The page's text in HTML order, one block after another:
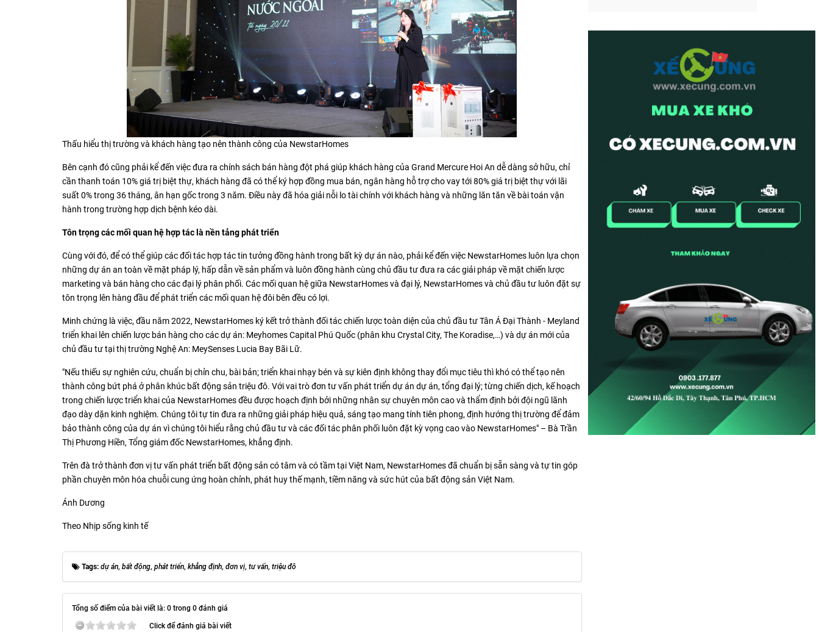
Thấu hiểu thị trường và khách hàng tạo nên thành công của NewstarHomes
Bên cạnh đó cũng phải kể đến việc đưa ra chính sách bán hàng đột phá giúp khách hàng của Grand Mercure Hoi An dễ dàng sở hữu, chỉ
cần thanh toán 10% giá trị biệt thự, khách hàng đã có thể ký hợp đồng mua bán, ngân hàng hỗ trợ cho vay tới 80% giá trị biệt thự với lãi
suất 0% trong 36 tháng, ân hạn gốc trong 3 năm. Điều này đã hóa giải nỗi lo tài chính với khách hàng và những lăn tăn về bài toán vận
hành trong trường hợp dịch bệnh kéo dài.
Tôn trọng các mối quan hệ hợp tác là nền tảng phát triển
Cùng với đó, để có thể giúp các đối tác hợp tác tin tưởng đồng hành trong bất kỳ dự án nào, phải kể đến việc NewstarHomes luôn lựa chọn
những dự án an toàn về mặt pháp lý, hấp dẫn về sản phẩm và luôn đồng hành cùng chủ đầu tư đưa ra các giải pháp về mặt chiến lược
marketing và bán hàng cho các đại lý phân phối. Các mối quan hệ giữa NewstarHomes và đại lý, NewstarHomes và chủ đầu tư luôn đặt sự
tôn trọng lên hàng đầu để phát triển các mối quan hệ đôi bên đều có lợi.
Minh chứng là việc, đầu năm 2022, NewstarHomes ký kết trở thành đối tác chiến lược toàn diện của chủ đầu tư Tân Á Đại Thành - Meyland
triển khai lên chiến lược bán hàng cho các dự án: Meyhomes Capital Phú Quốc (phân khu Crystal City, The Koradise,…) và dự án mới của
chủ đầu tư tại thị trường Nghệ An: MeySenses Lucia Bay Bãi Lữ.
"Nếu thiếu sự nghiên cứu, chuẩn bị chỉn chu, bài bản; triển khai nhạy bén và sự kiên định không thay đổi mục tiêu thì khó có thể tạo nên
thành công bứt phá ở phân khúc bất động sản triệu đô. Với vai trò đơn tư vấn phát triển dự án dự án, tổng đại lý; từng chiến dịch, kế hoạch
trong chiến lược triển khai của NewstarHomes đều được hoạch định bởi những nhân sự chuyên môn cao và thẩm định bởi đội ngũ lãnh
đạo dày dặn kinh nghiệm. Chúng tôi tự tin đưa ra những giải pháp hiệu quả, sáng tạo mang tính tiên phong, định hướng thị trường để đảm
bảo thành công của dự án vì chúng tôi hiểu rằng chủ đầu tư và các đối tác phân phối luôn đặt kỳ vọng cao vào NewstarHomes" – Bà Trần
Thị Phương Hiền, Tổng giám đốc NewstarHomes, khẳng định.
Trên đà trở thành đơn vị tư vấn phát triển bất động sản có tâm và có tầm tại Việt Nam, NewstarHomes đã chuẩn bị sẵn sàng và tự tin góp
phần chuyên môn hóa chuỗi cung ứng hoàn chỉnh, phát huy thế mạnh, tiềm năng và sức hút của bất động sản Việt Nam.
Ánh Dương
Theo Nhịp sống kinh tế
Tags: dự án, bất động, phát triển, khẳng định, đơn vị, tư vấn, triệu đô
Tổng số điểm của bài viết là: 0 trong 0 đánh giá
Click để đánh giá bài viết